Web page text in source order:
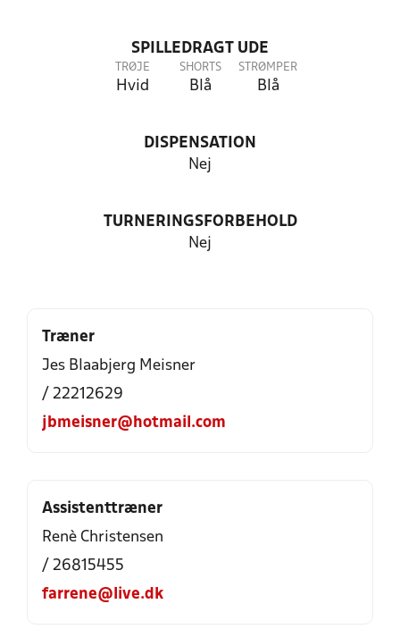
SPILLEDRAGT UDE
TRØJE
Hvid
SHORTS
Blå
STRØMPER
Blå
DISPENSATION
Nej
TURNERINGSFORBEHOLD
Nej
Træner
Jes Blaabjerg Meisner
/ 22212629
jbmeisner@hotmail.com
Assistenttræner
Renè Christensen
/ 26815455
farrene@live.dk